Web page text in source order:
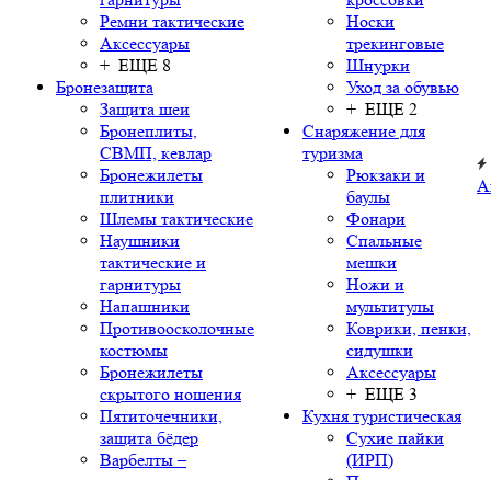
Ремни тактические
Аксессуары
+ ЕЩЕ 8
Бронезащита
Защита шеи
Бронеплиты,
СВМП, кевлар
Бронежилеты
плитники
Шлемы тактические
Наушники
тактические и
гарнитуры
Напашники
Противоосколочные
костюмы
Бронежилеты
скрытого ношения
Пятиточечники,
защита бёдер
Варбелты –
Носки
трекинговые
Шнурки
Уход за обувью
+ ЕЩЕ 2
Снаряжение для
туризма
Рюкзаки и
баулы
Фонари
Спальные
мешки
Ножи и
мультитулы
Коврики, пенки,
сидушки
Аксессуары
+ ЕЩЕ 3
Кухня туристическая
Сухие пайки
(ИРП)